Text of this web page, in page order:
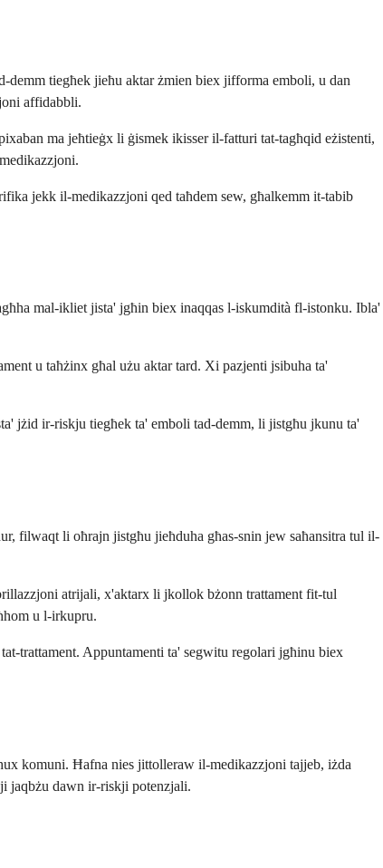
tiegħek jieħu aktar żmien biex jifforma emboli, u dan
affidabbli.
ma jeħtieġx li ġismek ikisser il-fatturi tat-tagħqid eżistenti,
jekk il-medikazzjoni qed taħdem sew, għalkemm it-tabib
mal-ikliet jista' jgħin biex inaqqas l-iskumdità fl-istonku. Ibla'
u taħżinx għal użu aktar tard. Xi pazjenti jsibuha ta'
jżid ir-riskju tiegħek ta' emboli tad-demm, li jistgħu jkunu ta'
filwaqt li oħrajn jistgħu jieħduha għas-snin jew saħansitra tul il-
atrijali, x'aktarx li jkollok bżonn trattament fit-tul
u l-irkupru.
trattament. Appuntamenti ta' segwitu regolari jgħinu biex
komuni. Ħafna nies jittolleraw il-medikazzjoni tajjeb, iżda
jaqbżu dawn ir-riskji potenzjali.